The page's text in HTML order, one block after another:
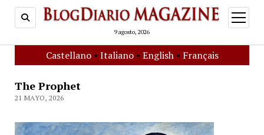
9 agosto, 2026
open
menu
Castellano• Italiano• English• Français
The Prophet
21 MAYO, 2026